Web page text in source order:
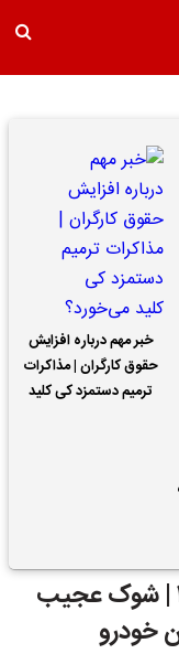
خبر مهم درباره افزایش
حقوق کارگران | مذاکرات
ترمیم دستمزد کی کلید
قیمت خودرو امروز ۲۱ مرداد ۱۴۰۴ | شوک عجیب
خودرو